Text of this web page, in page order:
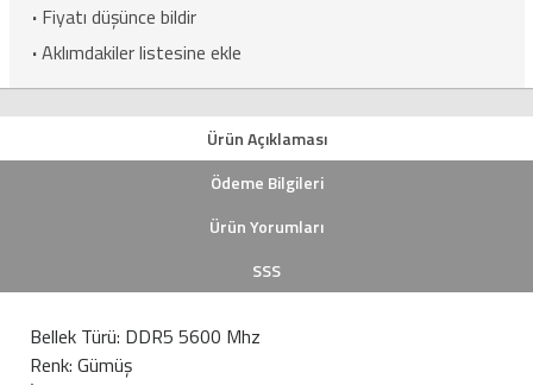
· Fiyatı düşünce bildir
·Aklımdakiler listesine ekle
Ürün Açıklaması
Ödeme Bilgileri
Ürün Yorumları
SSS
Bellek Türü: DDR5 5600 Mhz
Renk: Gümüş